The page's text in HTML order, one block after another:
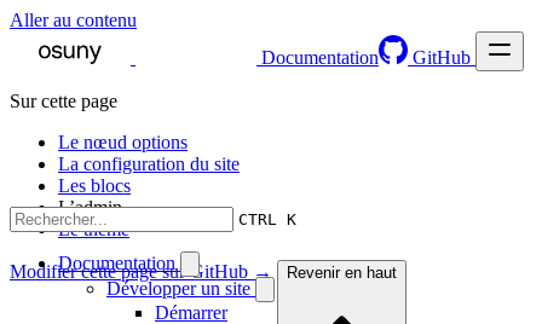
Aller au contenu
Documentation
GitHub
CTRL K
Documentation
Développer un site
Démarrer
Sur cette page
Le nœud options
La configuration du site
Les blocs
L’admin
Le thème
Modifier cette page sur GitHub → Revenir en haut